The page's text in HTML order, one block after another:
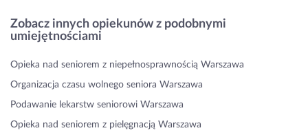
Zobacz innych opiekunów z podobnymi
umiejętnościami
Opieka nad seniorem z niepełnosprawnością Warszawa
Organizacja czasu wolnego seniora Warszawa
Podawanie lekarstw seniorowi Warszawa
Opieka nad seniorem z pielęgnacją Warszawa